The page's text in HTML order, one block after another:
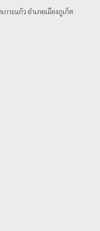
กาะแก้ว อำเภอเมืองภูเก็ต